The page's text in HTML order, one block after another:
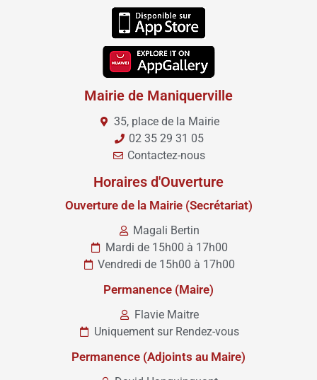
Mairie de Maniquerville
35, place de la Mairie
02 35 29 31 05
Contactez-nous
Horaires d'Ouverture
Ouverture de la Mairie (Secrétariat)
Magali Bertin
Mardi de 15h00 à 17h00
Vendredi de 15h00 à 17h00
Permanence (Maire)
Flavie Maitre
Uniquement sur Rendez-vous
Permanence (Adjoints au Maire)